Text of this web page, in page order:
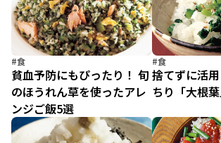
#食
貧血予防にもぴったり！ 旬
のほうれん草を使ったアレ
ンジご飯5選
#食
捨てずに活
ちり「大根